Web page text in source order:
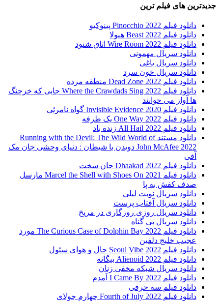
جدیدترین های فیلم ترین
دانلود فیلم Pinocchio 2022 پینوکیو
دانلود فیلم Beast 2022 هیولا
دانلود فیلم Wire Room 2022 اتاق شنود
دانلود سریال مهمونی
دانلود سریال یاغی
دانلود سریال خون سرد
دانلود فیلم 2022 Dead Zone منطقه مرده
دانلود فیلم Where the Crawdads Sing 2022 جایی که خرچنگ
ها آواز می خوانند
دانلود فیلم 2020 Invisible Evidence گواه نامرئی
دانلود فیلم One Way 2022 یک طرفه
دانلود فیلم All Hail 2022 زنده باد
دانلود مستند Running with the Devil: The Wild World of
John McAfee 2022 دویدن با شیطان : دنیای وحشی جان مک
آفی
دانلود فیلم Dhaakad 2022 جان سخت
دانلود فیلم Marcel the Shell with Shoes On 2021 مارسل
صدف کفش به پا
دانلود سریال نوبت لیلی
دانلود سریال آفتاب پرست
دانلود سریال روزی روزگاری در مریخ
دانلود سریال بی گناه
دانلود فیلم The Curious Case of Dolphin Bay 2022 مورد
عجیب خلیج دلفین
دانلود فیلم Seoul Vibe 2022 حال و هوای سئول
دانلود فیلم Alienoid 2022 بیگانه
دانلود سریال شبکه مخفی زنان
دانلود فیلم I Came By 2022 آمدم
دانلود فیلم سه حرفی
دانلود فیلم Fourth of July 2022 چهارم جولای